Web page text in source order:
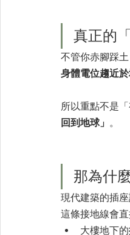
真正的
不管你赤腳踩
身體電位趨近於
所以重點不是
回到地球」 。
那為什
現代建築的插
這條接地線會直
大樓地下的